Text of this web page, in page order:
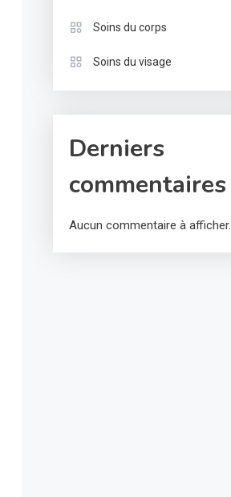
Soins du corps
Soins du visage
Derniers
commentaires
Aucun commentaire à afficher.